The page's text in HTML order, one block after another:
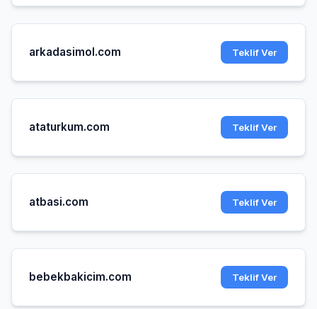
arkadasimol.com Teklif Ver
ataturkum.com Teklif Ver
atbasi.com Teklif Ver
bebekbakicim.com Teklif Ver